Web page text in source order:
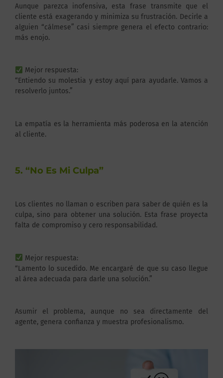
Aunque parezca inofensiva, esta frase transmite que el
cliente está exagerando y minimiza su frustración. Decirle a
alguien “cálmese” casi siempre genera el efecto contrario:
más enojo.
Mejor respuesta:
“Entiendo su molestia y estoy aquí para ayudarle. Vamos a
resolverlo juntos.”
La empatía es la herramienta más poderosa en la atención
al cliente.
5. “No Es Mi Culpa”
Los clientes no llaman o escriben para saber de quién es la
culpa, sino para obtener una solución. Esta frase proyecta
falta de compromiso y cero responsabilidad.
Mejor respuesta:
“Lamento lo sucedido. Me encargaré de que su caso llegue
al área adecuada para darle una solución.”
Asumir el problema, aunque no sea directamente del
agente, genera confianza y muestra profesionalismo.